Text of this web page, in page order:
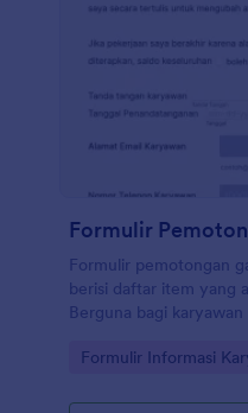
Formulir
Formulir pemotongan
berisi daftar item yang
Berguna bagi
Go to Category:
Formulir Informasi